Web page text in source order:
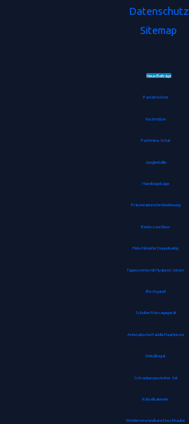
Datenschutz
Sitemap
Neue Beiträge
Pastatrockner
Kochmütze
Pashmina-Schal
Jonglierbälle
Handbügelsäge
Präsentationsfernbedienung
Bento-Lunchbox
Fleischklopfer Doppelseitig
Tagescreme mit Hyaluron Serum
Bio Arganöl
Schulter Massagegerät
Antistatische Paddle Haarbürste
Metallregal
Schraubenausdreher Set
Rätselkalender
Wiederverwendbare Duschhaube